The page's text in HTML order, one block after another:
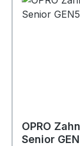
OPRO
Senior